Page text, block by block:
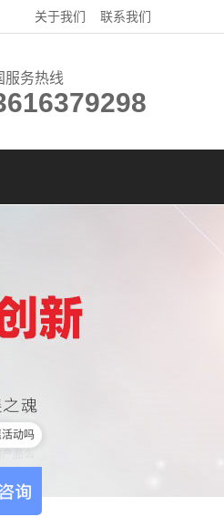
关于我们 联系我们
服务热线
产品么
动吗